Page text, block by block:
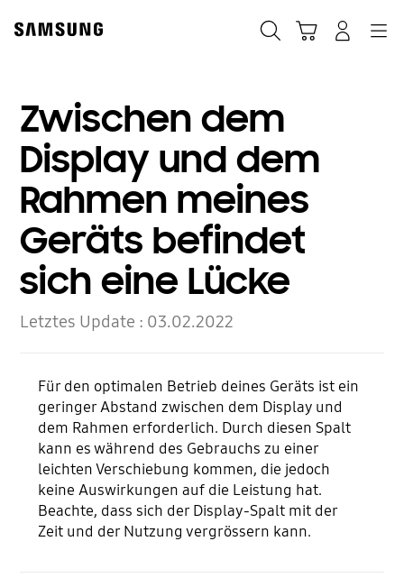
content
Zwischen dem
Display und dem
Rahmen meines
Geräts befindet
sich eine Lücke
Letztes Update : 03.02.2022
Für den optimalen Betrieb deines Geräts ist ein
geringer Abstand zwischen dem Display und
dem Rahmen erforderlich. Durch diesen Spalt
kann es während des Gebrauchs zu einer
leichten Verschiebung kommen, die jedoch
keine Auswirkungen auf die Leistung hat.
Beachte, dass sich der Display-Spalt mit der
Zeit und der Nutzung vergrössern kann.